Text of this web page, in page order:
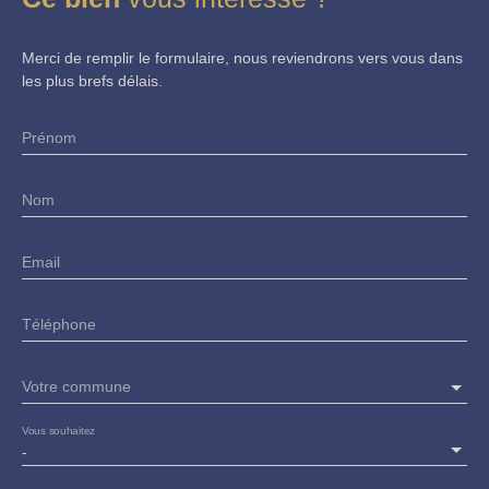
Merci de remplir le formulaire, nous reviendrons vers vous dans
les plus brefs délais.
Prénom
Nom
Email
Téléphone
Votre commune
-
Vous souhaitez